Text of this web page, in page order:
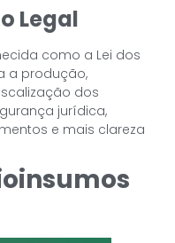
Legal
como a Lei dos
a produção,
dos
jurídica,
e mais clareza